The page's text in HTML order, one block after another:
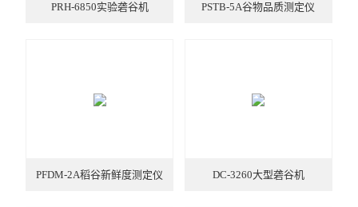
PRH-6850实验砻谷机 PSTB-5A谷物品质测定仪
PFDM-2A稻谷新鲜度测定仪 DC-3260大型砻谷机